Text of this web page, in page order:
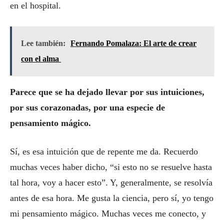
en el hospital.
Lee también:
Fernando Pomalaza: El arte de crear
con el alma
Parece que se ha dejado llevar por sus intuiciones,
por sus corazonadas, por una especie de
pensamiento mágico.
Sí, es esa intuición que de repente me da. Recuerdo
muchas veces haber dicho, “si esto no se resuelve hasta
tal hora, voy a hacer esto”. Y, generalmente, se resolvía
antes de esa hora. Me gusta la ciencia, pero sí, yo tengo
mi pensamiento mágico. Muchas veces me conecto, y